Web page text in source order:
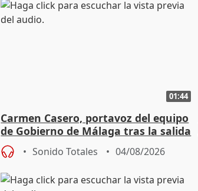
01:44
Carmen Casero, portavoz del equipo
de Gobierno de Málaga tras la salida
de Pérez de Siles
Sonido Totales 04/08/2026